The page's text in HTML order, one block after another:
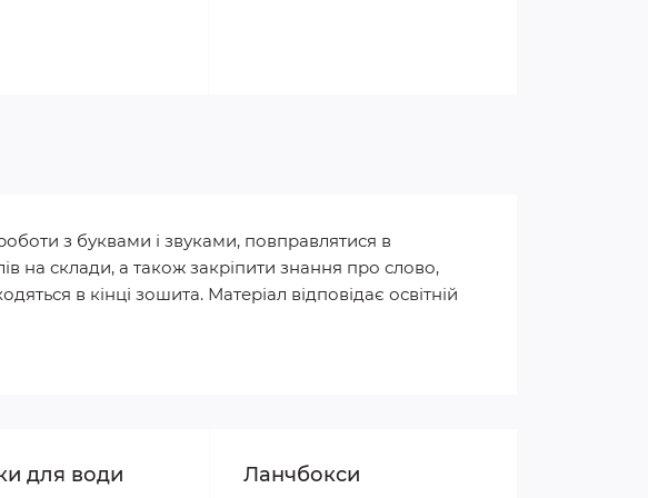
з буквами і звуками, повправлятися в
на склади, а також закріпити знання про слово,
в кінці зошита. Матеріал відповідає освітній
для води Ланчбокси